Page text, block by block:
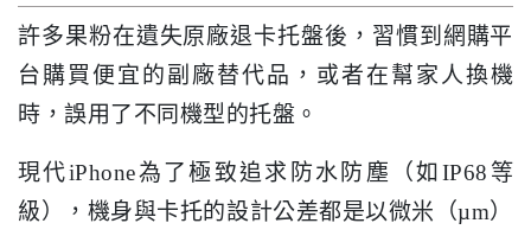
許多果粉在遺失原廠退卡托盤後，習慣到網購平
台購買便宜的副廠替代品，或者在幫家人換機
時，誤用了不同機型的托盤。
現代iPhone為了極致追求防水防塵（如IP68等
級），機身與卡托的設計公差都是以微米（µm）